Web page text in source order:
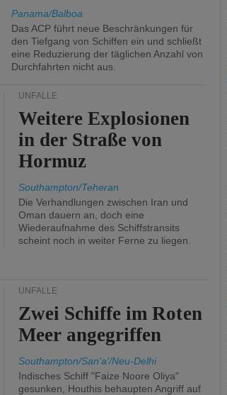
Panama/Balboa
Das ACP führt neue Beschränkungen für
den Tiefgang von Schiffen ein und schließt
eine Reduzierung der täglichen Anzahl von
Durchfahrten nicht aus.
UNFÄLLE
Weitere Explosionen
in der Straße von
Hormuz
Southampton/Teheran
Die Verhandlungen zwischen Iran und
Oman dauern an, doch eine
Wiederaufnahme des Schiffstransits
scheint noch in weiter Ferne zu liegen.
UNFÄLLE
Zwei Schiffe im Roten
Meer angegriffen
Southampton/San'a'/Neu-Delhi
Indisches Schiff "Faize Noore Oliya"
gesunken, Houthis behaupten Angriff auf